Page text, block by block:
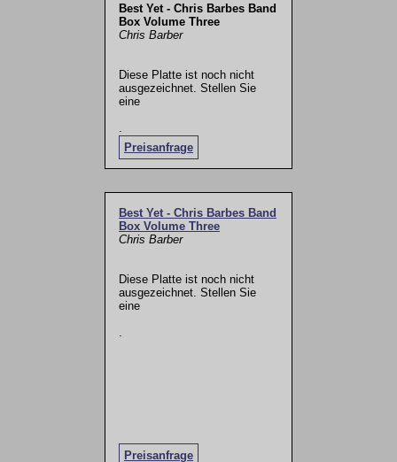
Best Yet - Chris Barbes Band
Box Volume Three
Chris Barber
Diese Platte ist noch nicht
ausgezeichnet. Stellen Sie
eine
Preisanfrage
Best Yet - Chris Barbes Band
Box Volume Three
Chris Barber
Diese Platte ist noch nicht
ausgezeichnet. Stellen Sie
eine
Preisanfrage